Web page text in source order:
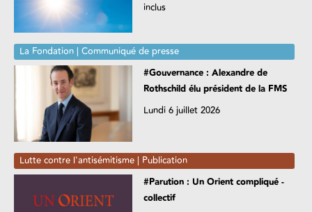
inclus
La Fondation | Communiqué de presse
#Gouvernance : Alexandre de
Rothschild élu président de la FMS
Lundi 6 juillet 2026
Lutte contre l'antisémitisme | Publication
#Parution : Un Orient compliqué -
collectif